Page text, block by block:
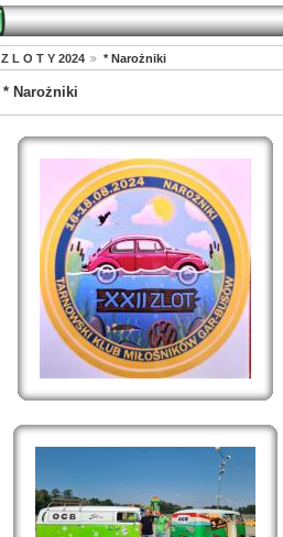
Z L O T Y 2024 * Narożniki
* Narożniki